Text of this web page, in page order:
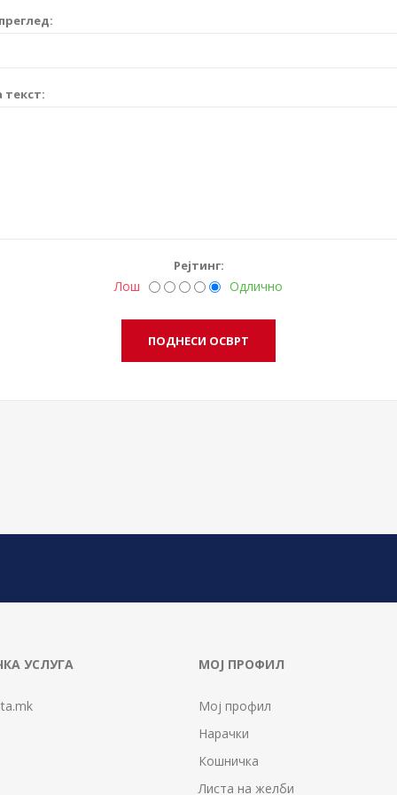
текст:
Рејтинг:
Лош Одлично
УСЛУГА МОЈ ПРОФИЛ
Мој профил
Нарачки
Кошничка
Листа на желби